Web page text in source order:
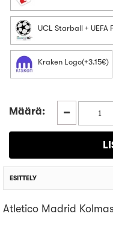
UCL Starball + UEFA
Kraken Logo(+3.15€)
Määrä:
ESITTELY
Atletico Madrid